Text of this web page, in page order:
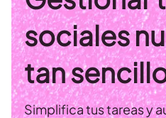
sociales
tan
Simplifica tus tareas y